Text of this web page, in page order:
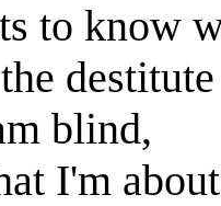
to know
blind,
I'm